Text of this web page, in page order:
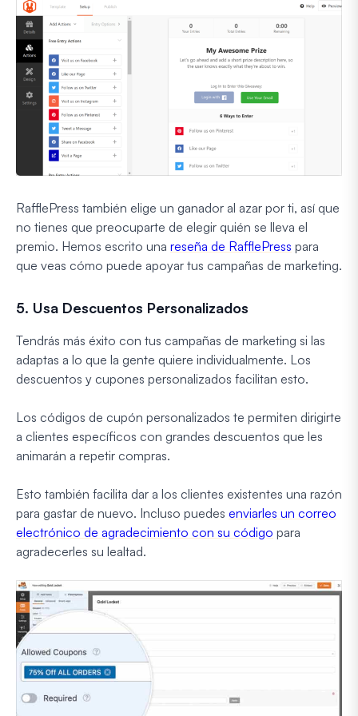
RafflePress también elige un ganador al azar por ti, así que
no tienes que preocuparte de elegir quién se lleva el
premio. Hemos escrito una reseña de RafflePress para
que veas cómo puede apoyar tus campañas de marketing.
5. Usa Descuentos Personalizados
Tendrás más éxito con tus campañas de marketing si las
adaptas a lo que la gente quiere individualmente. Los
descuentos y cupones personalizados facilitan esto.
Los códigos de cupón personalizados te permiten dirigirte
a clientes específicos con grandes descuentos que les
animarán a repetir compras.
Esto también facilita dar a los clientes existentes una razón
para gastar de nuevo. Incluso puedes enviarles un correo
electrónico de agradecimiento con su código para
agradecerles su lealtad.